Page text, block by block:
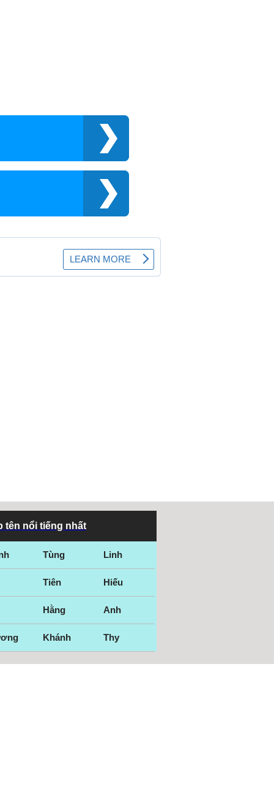
tên nổi tiếng nhất
Tùng Linh
Tiên Hiếu
Hằng Anh
Khánh Thy